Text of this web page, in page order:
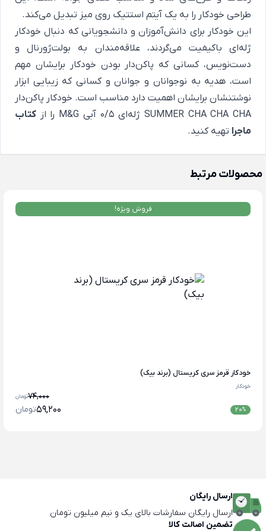
طراحی خودکار را به یک آیتم استتیک روی میز تبدیل می‌کند.
این خودکار برای دانش‌آموزان و دانشجویانی که دنبال خودکار
ژله‌ای باکیفیت می‌گردند، علاقه‌مندان به بولت‌ژورنال و
دست‌نویس، کسانی که پاکن‌دار بودن خودکار برایشان مهم
است، هدیه به نوجوانان و جوانان و کسانی که زیبایی ابزار
نوشتنشان برایشان اهمیت دارد مناسب است. خودکار پاکن‌دار
SUMMER CHA CHA CHA ژله‌ای ۰/۵ آبی M&G را از
کتاب
ماجرا تهیه کنید.
محصولات مرتبط
فروش ویژه!
خودکار قرمز سری کریستال (برند بیک)
خودکار
تومان74,000
%
20 تومان59,200
ارسال رایگان
ارسال رایگان سفارشات بالای یک و نیم میلیون تومان
تضمین اصالت کالا